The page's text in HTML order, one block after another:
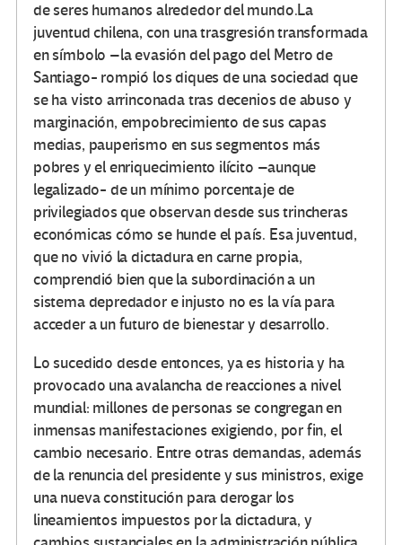
de seres humanos alrededor del mundo.La
juventud chilena, con una trasgresión transformada
en símbolo –la evasión del pago del Metro de
Santiago- rompió los diques de una sociedad que
se ha visto arrinconada tras decenios de abuso y
marginación, empobrecimiento de sus capas
medias, pauperismo en sus segmentos más
pobres y el enriquecimiento ilícito –aunque
legalizado- de un mínimo porcentaje de
privilegiados que observan desde sus trincheras
económicas cómo se hunde el país. Esa juventud,
que no vivió la dictadura en carne propia,
comprendió bien que la subordinación a un
sistema depredador e injusto no es la vía para
acceder a un futuro de bienestar y desarrollo.
Lo sucedido desde entonces, ya es historia y ha
provocado una avalancha de reacciones a nivel
mundial: millones de personas se congregan en
inmensas manifestaciones exigiendo, por fin, el
cambio necesario. Entre otras demandas, además
de la renuncia del presidente y sus ministros, exige
una nueva constitución para derogar los
lineamientos impuestos por la dictadura, y